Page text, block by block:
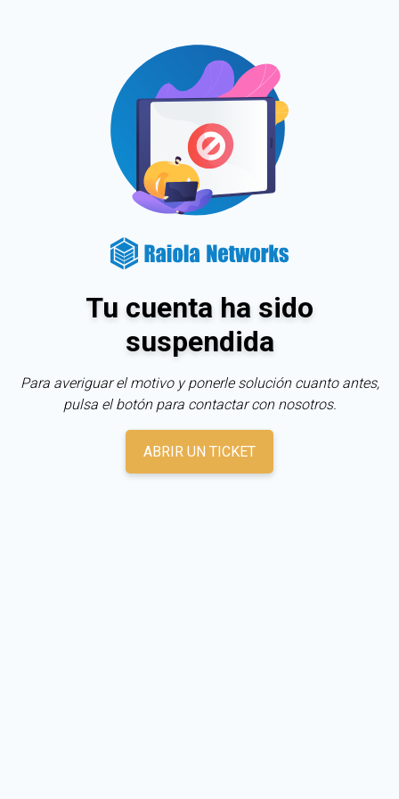
Tu cuenta ha sido
suspendida
Para averiguar el motivo y ponerle solución cuanto antes,
pulsa el botón para contactar con nosotros.
ABRIR UN TICKET